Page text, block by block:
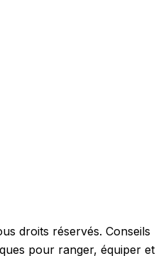
droits réservés. Conseils
pour ranger, équiper et